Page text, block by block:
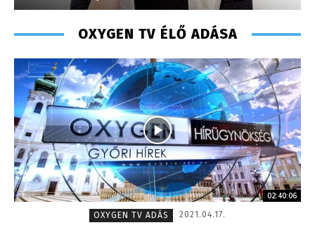
OXYGEN TV ÉLŐ ADÁSA
02:40:06
OXYGEN TV ADÁS
2021.04.17.